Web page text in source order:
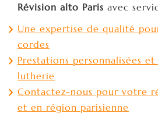
Révision alto Paris avec
Une expertise de qualité
cordes
Prestations personnalisées
lutherie
Contactez-nous pour votre
et en région parisienne